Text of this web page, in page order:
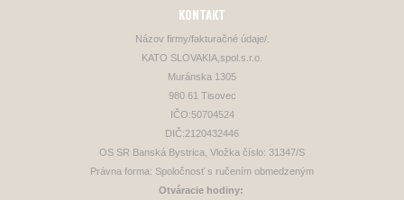
KONTAKT
Názov firmy/fakturačné údaje/.
KATO SLOVAKIA,spol.s.r.o.
Muránska 1305
980 61 Tisovec
IČO:50704524
DIČ:2120432446
OS SR Banská Bystrica, Vložka číslo: 31347/S
Právna forma: Spoločnosť s ručením obmedzeným
Otváracie hodiny: